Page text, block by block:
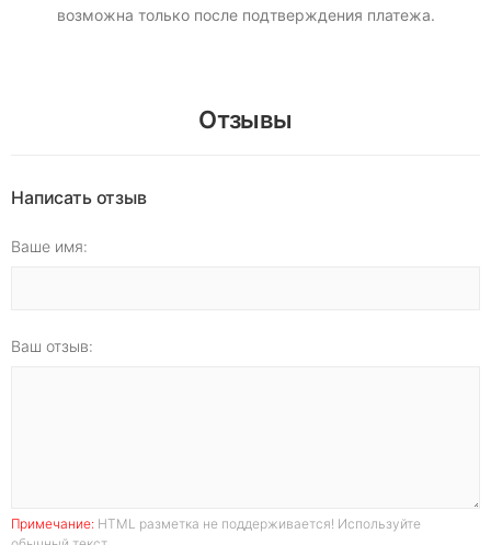
возможна только после подтверждения платежа.
Отзывы
Написать отзыв
Ваше имя:
Ваш отзыв:
Примечание: HTML разметка не поддерживается! Используйте